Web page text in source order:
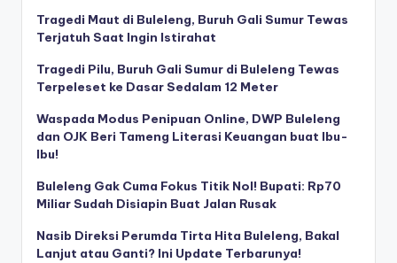
Tragedi Maut di Buleleng, Buruh Gali Sumur Tewas
Terjatuh Saat Ingin Istirahat
Tragedi Pilu, Buruh Gali Sumur di Buleleng Tewas
Terpeleset ke Dasar Sedalam 12 Meter
Waspada Modus Penipuan Online, DWP Buleleng
dan OJK Beri Tameng Literasi Keuangan buat Ibu-
Ibu!
Buleleng Gak Cuma Fokus Titik Nol! Bupati: Rp70
Miliar Sudah Disiapin Buat Jalan Rusak
Nasib Direksi Perumda Tirta Hita Buleleng, Bakal
Lanjut atau Ganti? Ini Update Terbarunya!